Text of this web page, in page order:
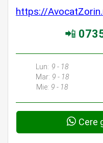
https://
📲
Lun: 9 - 18
Mar: 9 - 18
Mie: 9 - 18
Cere